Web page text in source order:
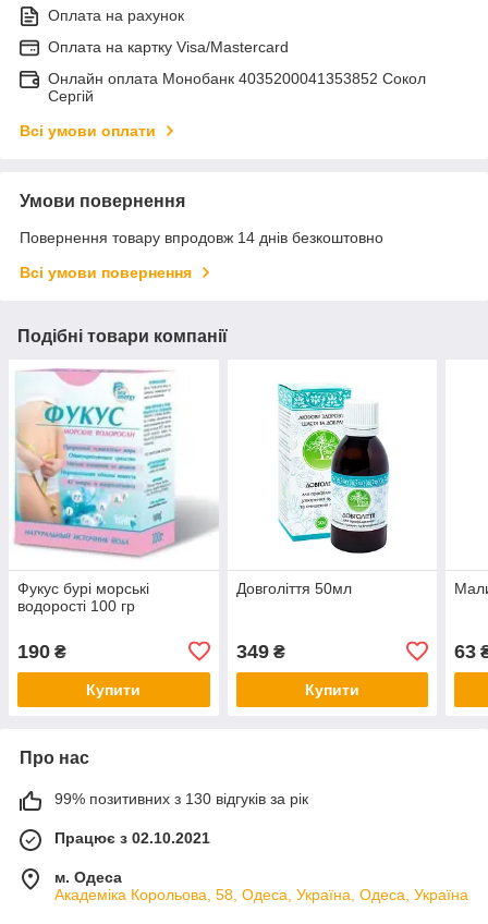
Оплата на рахунок
Оплата на картку Visa/Mastercard
Онлайн оплата Монобанк 4035200041353852 Сокол
Сергій
Всі умови оплати
Умови повернення
Повернення товару впродовж 14 днів безкоштовно
Всі умови повернення
Подібні товари компанії
Фукус бурі морські
водорості 100 гр
190 ₴
Купити
Довголіття 50мл
349₴
Купити
63
Про нас
99% позитивних з 130 відгуків за рік
Працює з 02.10.2021
м. Одеса
Академіка Корольова, 58, Одеса, Україна, Одеса, Україна